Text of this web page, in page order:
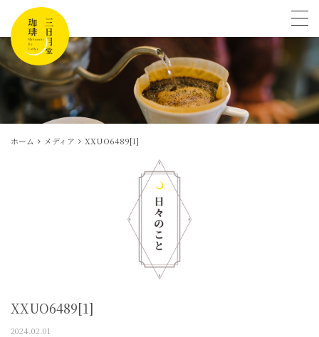
ホーム メディア XXUO6489[1]
XXUO6489[1]
2024.02.01